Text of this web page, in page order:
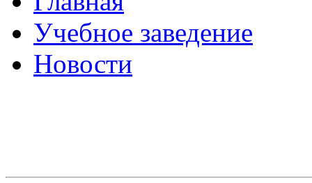
Учебное заведение
Новости